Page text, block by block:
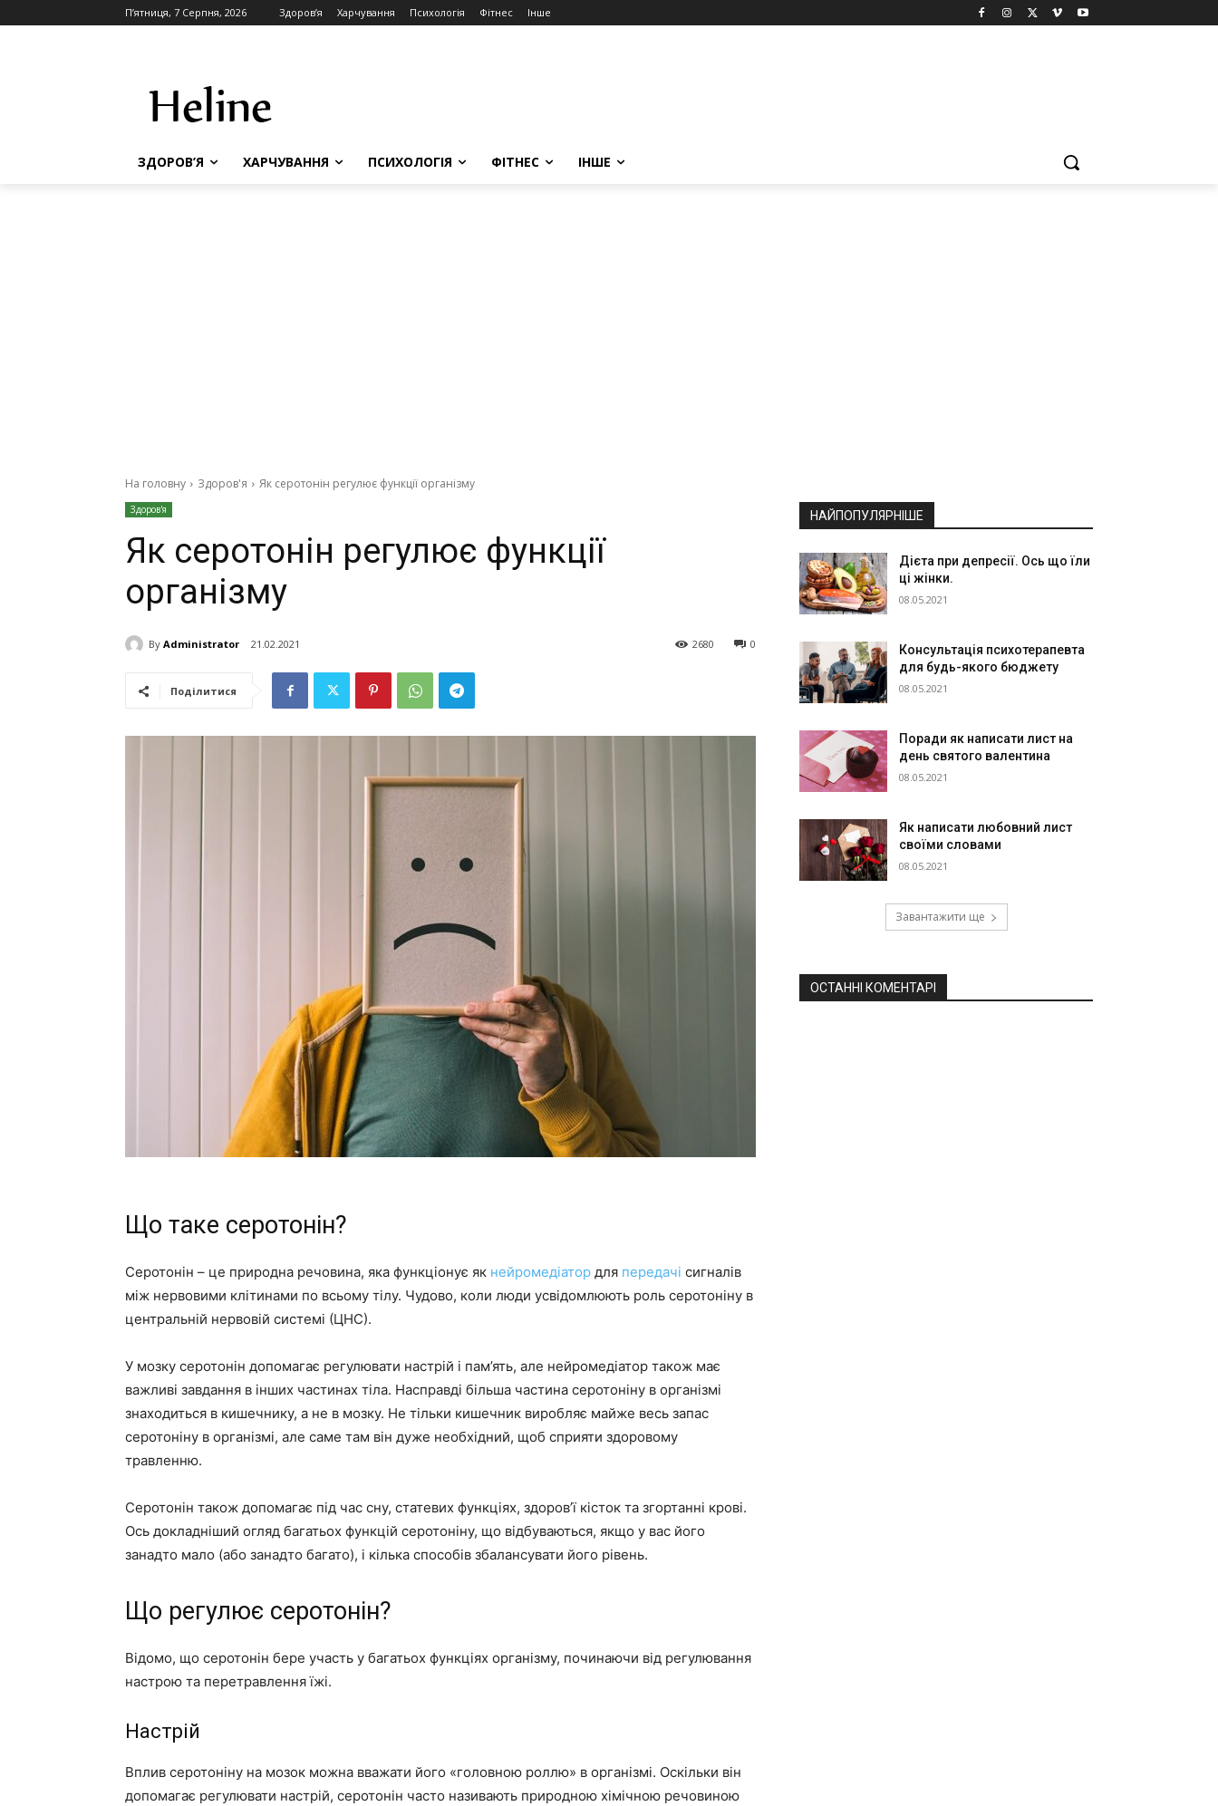
П’ятниця, 7 Серпня, 2026 Здоров’я Харчування Психологія Фітнес Інше
ЗДОРОВ’Я ХАРЧУВАННЯ ПСИХОЛОГІЯ ФІТНЕС ІНШЕ
На головну Здоров'я Як серотонін регулює функції організму
Здоров'я
Як серотонін регулює функції
організму
By Administrator 21.02.2021 0
2680
Поділитися
Що таке серотонін?
Серотонін – це природна речовина, яка функціонує як нейромедіатор для передачі сигналів
між нервовими клітинами по всьому тілу. Чудово, коли люди усвідомлюють роль серотоніну в
центральній нервовій системі (ЦНС).
У мозку серотонін допомагає регулювати настрій і пам’ять, але нейромедіатор також має
важливі завдання в інших частинах тіла. Насправді більша частина серотоніну в організмі
знаходиться в кишечнику, а не в мозку. Не тільки кишечник виробляє майже весь запас
серотоніну в організмі, але саме там він дуже необхідний, щоб сприяти здоровому
травленню.
Серотонін також допомагає під час сну, статевих функціях, здоров’ї кісток та згортанні крові.
Ось докладніший огляд багатьох функцій серотоніну, що відбуваються, якщо у вас його
занадто мало (або занадто багато), і кілька способів збалансувати його рівень.
Що регулює серотонін?
Відомо, що серотонін бере участь у багатьох функціях організму, починаючи від регулювання
настрою та перетравлення їжі.
Настрій
Вплив серотоніну на мозок можна вважати його «головною роллю» в організмі. Оскільки він
допомагає регулювати настрій, серотонін часто називають природною хімічною речовиною
НАЙПОПУЛЯРНІШЕ
Дієта при депресії. Ось що їли
ці жінки.
08.05.2021
Консультація психотерапевта
для будь-якого бюджету
08.05.2021
Поради як написати лист на
день святого валентина
08.05.2021
Як написати любовний лист
своїми словами
08.05.2021
Завантажити ще
ОСТАННІ КОМЕНТАРІ